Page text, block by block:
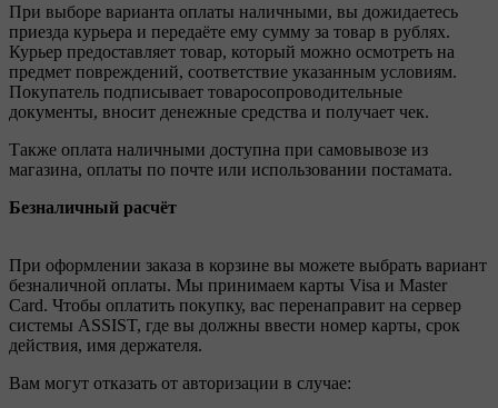
При выборе варианта оплаты наличными, вы дожидаетесь
приезда курьера и передаёте ему сумму за товар в рублях.
Курьер предоставляет товар, который можно осмотреть на
предмет повреждений, соответствие указанным условиям.
Покупатель подписывает товаросопроводительные
документы, вносит денежные средства и получает чек.
Также оплата наличными доступна при самовывозе из
магазина, оплаты по почте или использовании постамата.
Безналичный расчёт
При оформлении заказа в корзине вы можете выбрать вариант
безналичной оплаты. Мы принимаем карты Visa и Master
Card. Чтобы оплатить покупку, вас перенаправит на сервер
системы ASSIST, где вы должны ввести номер карты, срок
действия, имя держателя.
Вам могут отказать от авторизации в случае: